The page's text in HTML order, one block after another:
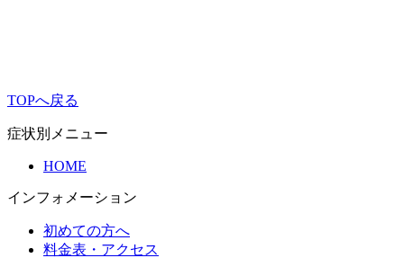
TOPへ戻る
症状別メニュー
HOME
インフォメーション
初めての方へ
料金表・アクセス